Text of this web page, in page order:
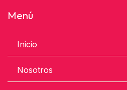
Menú
Inicio
Nosotros